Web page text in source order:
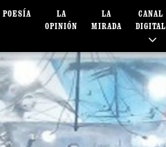
POESÍA
LA
OPINIÓN
LA
MIRADA
CANAL
DIGITAL